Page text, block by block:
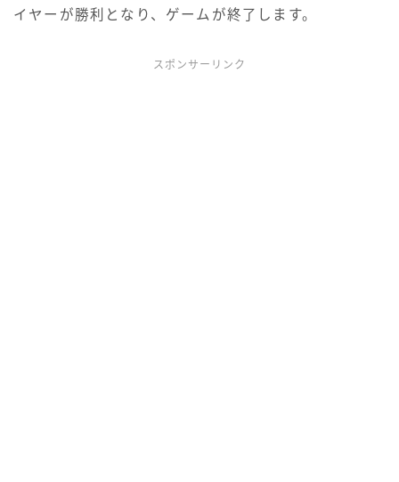
イヤーが勝利となり、ゲームが終了します。
スポンサーリンク